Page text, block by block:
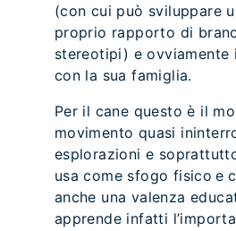
(con cui può sviluppare
proprio rapporto di
stereotipi) e ovviamente
con la sua famiglia.
Per il cane questo è il
movimento quasi
esplorazioni e
usa come sfogo fisico e
anche una valenza
apprende infatti